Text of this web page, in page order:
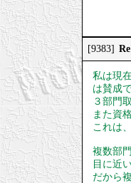
[9383]
私は現
は賛成で
３部門
また資
これは
複数部
目に近
だから